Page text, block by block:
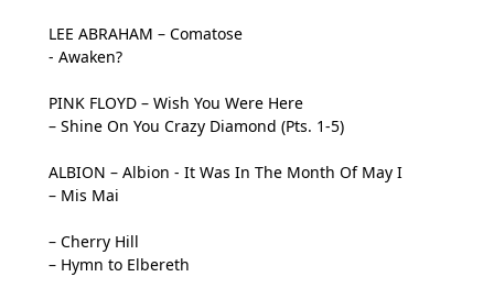
LEE ABRAHAM – Comatose
- Awaken?
PINK FLOYD – Wish You Were Here
– Shine On You Crazy Diamond (Pts. 1-5)
ALBION – Albion - It Was In The Month Of May I
– Mis Mai
– Cherry Hill
– Hymn to Elbereth